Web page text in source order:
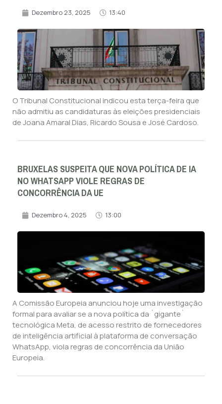
Dezembro 23, 2025 13:40
O Tribunal Constitucional indicou esta terça-feira que
não admitiu as candidaturas às eleições presidenciais
de Joana Amaral Dias, Ricardo Sousa e José Cardoso.
BRUXELAS SUSPEITA QUE NOVA POLÍTICA DE IA
NO WHATSAPP VIOLE REGRAS DE
CONCORRÊNCIA DA UE
Dezembro 4, 2025 13:00
A Comissão Europeia anunciou hoje uma investigação
formal para avaliar se a nova política da `gigante`
tecnológica Meta, de acesso restrito de fornecedores
de inteligência artificial à plataforma de conversação
WhatsApp, viola regras de concorrência da União
Europeia.